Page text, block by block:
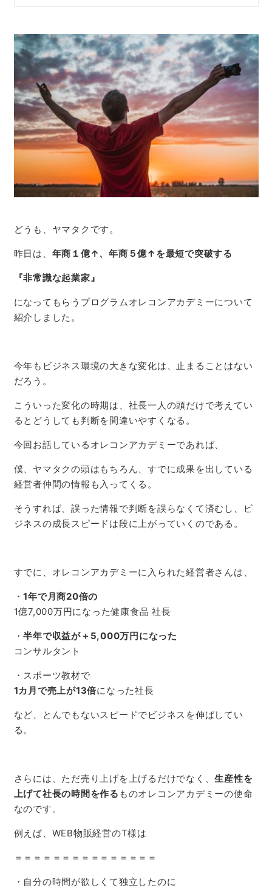
どうも、ヤマタクです。
昨日は、 年商１億↑、年商５億↑を最短で突破する
『非常識な起業家』
になってもらうプログラムオレコンアカデミーについて
紹介しました。
今年もビジネス環境の大きな変化は、止まることはない
だろう。
こういった変化の時期は、社長一人の頭だけで考えてい
るとどうしても判断を間違いやすくなる。
今回お話しているオレコンアカデミーであれば、
僕、ヤマタクの頭はもちろん、すでに成果を出している
経営者仲間の情報も入ってくる。
そうすれば、誤った情報で判断を誤らなくて済むし、ビ
ジネスの成長スピードは段に上がっていくのである。
すでに、オレコンアカデミーに入られた経営者さんは、
・1年で月商20倍の
1億7,000万円になった健康食品 社長
・半年で収益が＋5,000万円になった
コンサルタント
・スポーツ教材で
1カ月で売上が13倍になった社長
など、とんでもないスピードでビジネスを伸ばしてい
る。
さらには、ただ売り上げを上げるだけでなく、生産性を
上げて社長の時間を作る ものオレコンアカデミーの使命
なのです。
例えば、WEB物販経営のT様は
＝＝＝＝＝＝＝＝＝＝＝＝＝＝＝
・自分の時間が欲しくて独立したのに